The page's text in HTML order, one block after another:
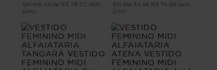
Em até 4x de R$ 78,72 sem
juros
Em até 3x de R$ 74,96 sem
juros